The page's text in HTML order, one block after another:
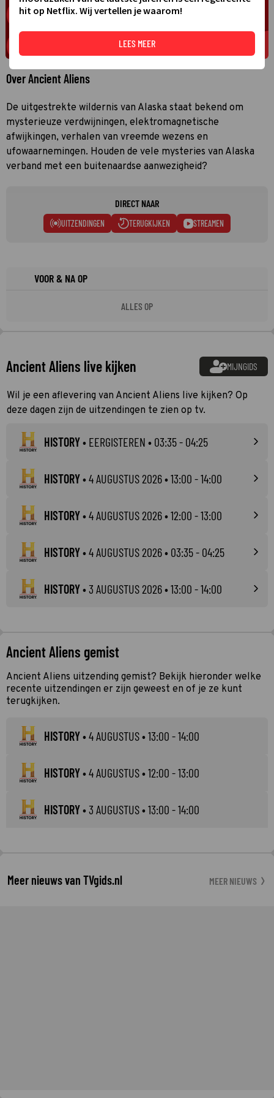
Over Ancient Aliens
De uitgestrekte wildernis van Alaska staat bekend om
mysterieuze verdwijningen, elektromagnetische
afwijkingen, verhalen van vreemde wezens en
ufowaarnemingen. Houden de vele mysteries van Alaska
verband met een buitenaardse aanwezigheid?
DIRECT NAAR
UITZENDINGEN TERUGKIJKEN STREAMEN
VOOR & NA OP
ALLES OP
Ancient Aliens live kijken MIJNGIDS
Wil je een aflevering van Ancient Aliens live kijken? Op
deze dagen zijn de uitzendingen te zien op tv.
HISTORY• EERGISTEREN • 03:35 - 04:25
HISTORY•4 AUGUSTUS 2026• 13:00 - 14:00
HISTORY•4 AUGUSTUS 2026• 12:00 - 13:00
HISTORY•4 AUGUSTUS 2026• 03:35 - 04:25
HISTORY•3 AUGUSTUS 2026• 13:00 - 14:00
Ancient Aliens gemist
Ancient Aliens uitzending gemist? Bekijk hieronder welke
recente uitzendingen er zijn geweest en of je ze kunt
terugkijken.
HISTORY•4 AUGUSTUS• 13:00 - 14:00
HISTORY•4 AUGUSTUS• 12:00 - 13:00
HISTORY•3 AUGUSTUS• 13:00 - 14:00
Meer nieuws van TVgids.nl MEER NIEUWS
hit op Netflix. Wij vertellen je waarom!
LEES MEER